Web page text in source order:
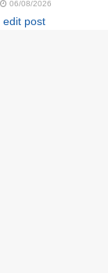
06/08/2026
edit post